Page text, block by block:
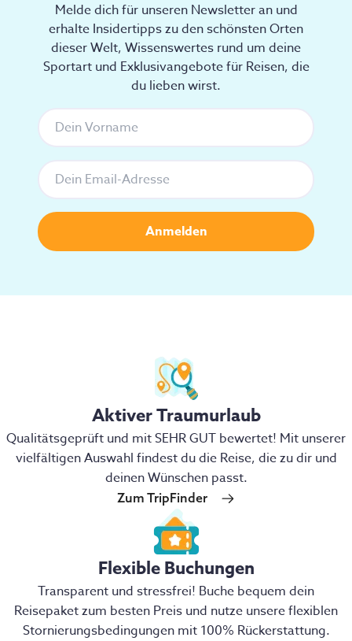
Melde dich für unseren Newsletter an und
erhalte Insidertipps zu den schönsten Orten
dieser Welt, Wissenswertes rund um deine
Sportart und Exklusivangebote für Reisen, die
du lieben wirst.
Aktiver Traumurlaub
Qualitätsgeprüft und mit SEHR GUT bewertet! Mit unserer
vielfältigen Auswahl findest du die Reise, die zu dir und
deinen Wünschen passt.
Zum TripFinder
Flexible Buchungen
Transparent und stressfrei! Buche bequem dein
Reisepaket zum besten Preis und nutze unsere flexiblen
Stornierungsbedingungen mit 100% Rückerstattung.